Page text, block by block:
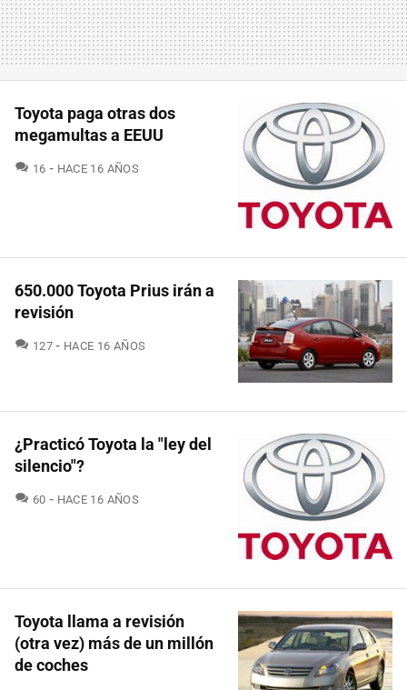
Toyota paga otras dos
megamultas a EEUU
16 COMENTARIOS
HACE 16 AÑOS
650.000 Toyota Prius irán a
revisión
127COMENTARIOS
HACE 16 AÑOS
¿Practicó Toyota la "ley del
silencio"?
60 COMENTARIOS
HACE 16 AÑOS
Toyota llama a revisión
(otra vez) más de un millón
de coches